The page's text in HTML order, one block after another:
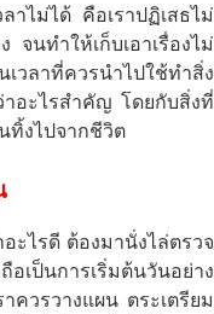
าไม่ได้ คือเราปฏิเสธไม่
นทำให้เก็บเอาเรื่องไม่
วลาที่ควรนำไปใช้ทำสิ่ง
อะไรสำคัญ โดยกับสิ่งที่
ทิ้งไปจากชีวิต
ะไรดี ต้องมานั่งไล่ตรวจ
เป็นการเริ่มต้นวันอย่าง
ควรวางแผน ตระเตรียม